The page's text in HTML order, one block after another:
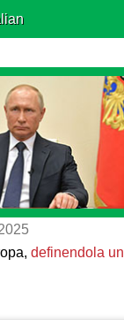
definendola un